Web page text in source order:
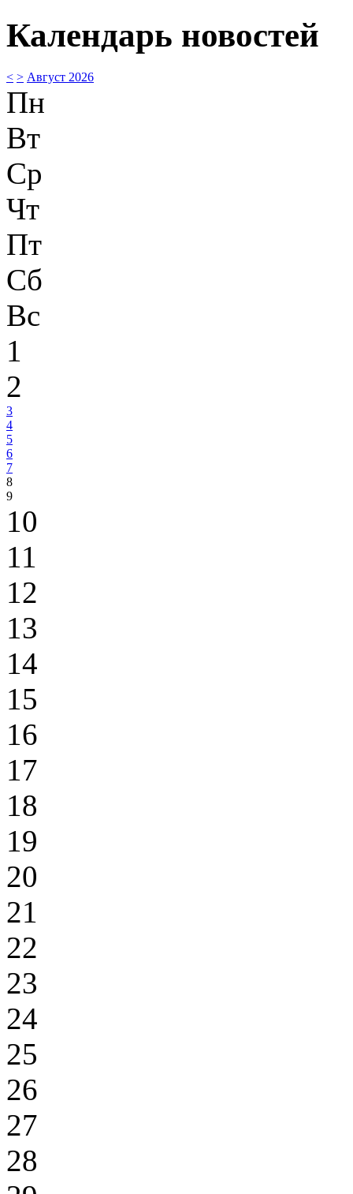
Календарь новостей
< > Август 2026
Пн
Вт
Ср
Чт
Пт
Сб
Вс
1
2
3
4
5
6
7
8
9
10
11
12
13
14
15
16
17
18
19
20
21
22
23
24
25
26
27
28